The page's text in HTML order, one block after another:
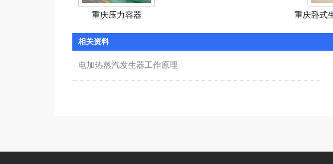
重庆压力容器 重庆卧式
相关资料
电加热蒸汽发生器工作原理